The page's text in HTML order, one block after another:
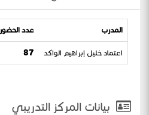
المدرب عدد الحضور
اعتماد خليل إبراهيم الواكد 87
بيانات المركز التدريبي